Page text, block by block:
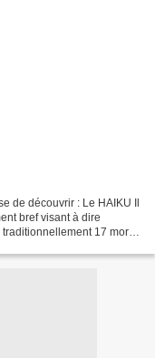
de découvrir : Le HAIKU Il
bref visant à dire
17 mores